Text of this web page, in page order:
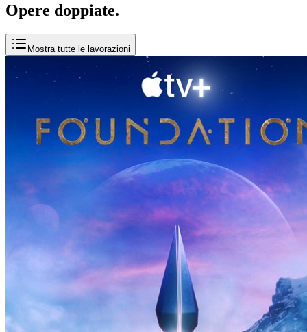
Opere doppiate.
Mostra tutte le lavorazioni